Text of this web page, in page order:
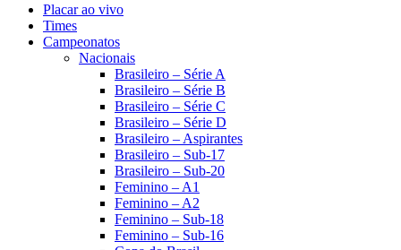
Placar ao vivo
Times
Campeonatos
Nacionais
Brasileiro – Série A
Brasileiro – Série B
Brasileiro – Série C
Brasileiro – Série D
Brasileiro – Aspirantes
Brasileiro – Sub-17
Brasileiro – Sub-20
Feminino – A1
Feminino – A2
Feminino – Sub-18
Feminino – Sub-16